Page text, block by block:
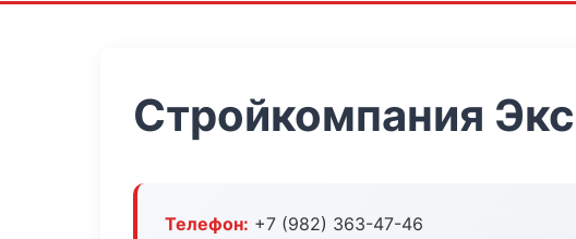
Стройкомпания
Телефон: +7 (982) 363-47-46